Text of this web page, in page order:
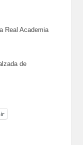
Real Academia
de